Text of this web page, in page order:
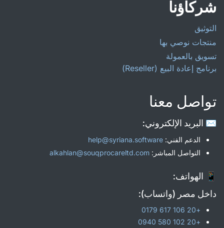
شركاؤنا
التوثيق
منتجات نوصي بها
تسويق بالعمولة
برنامج إعادة البيع (Reseller)
تواصل معنا
✉️ البريد الإلكتروني:
الدعم الفني: help@syriana.software
التواصل المباشر: alkahlan@souqprocareltd.com
📱 الهواتف:
داخل مصر (واتساب):
+20 106 617 0179
+20 102 580 0940